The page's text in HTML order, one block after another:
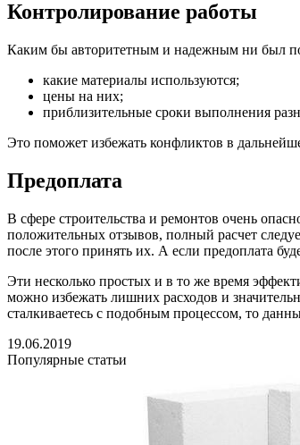
Контролирование работы
Каким бы авторитетным и надежным ни был
какие материалы используются;
цены на них;
приблизительные сроки выполнения
Это поможет избежать конфликтов в
Предоплата
В сфере строительства и ремонтов очень
положительных отзывов, полный расчет
после этого принять их. А если предоплата
Эти несколько простых и в то же время
можно избежать лишних расходов и
сталкиваетесь с подобным процессом, то
19.06.2019
Популярные статьи